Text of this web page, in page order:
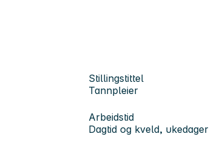
Stillingstittel
Tannpleier
Arbeidstid
Dagtid og kveld, ukedager